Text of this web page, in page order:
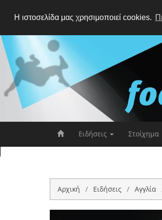
Η ιστοσελίδα μας χρησιμοποιεί cookies.
Ειδήσεις Στοίχημα
Αρχική Ειδήσεις Αγγλία